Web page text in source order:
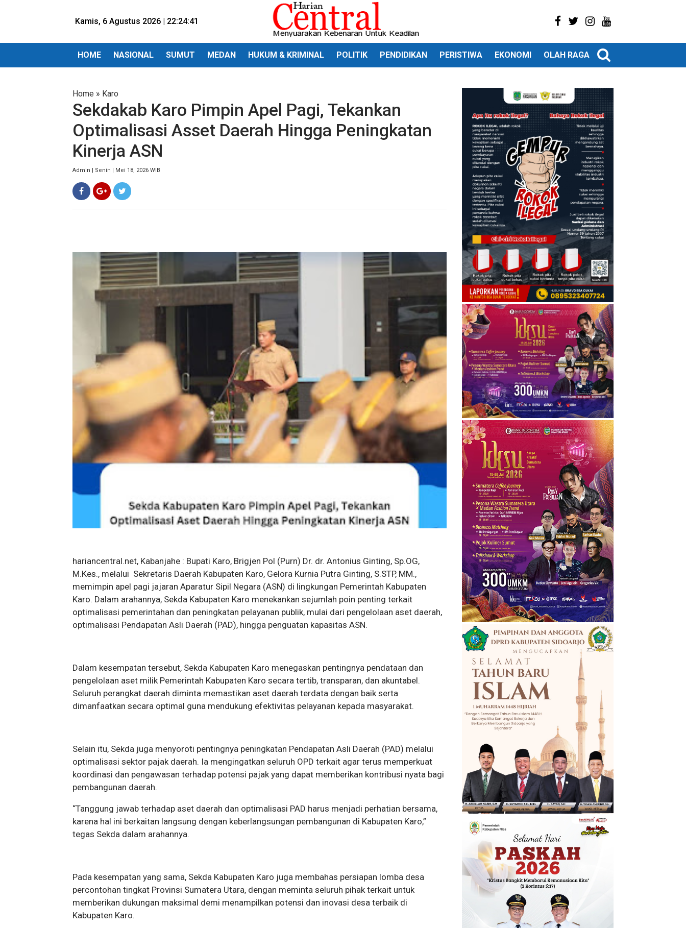
Kamis, 6 Agustus 2026 | 22:24:42
HOME NASIONAL SUMUT MEDAN HUKUM & KRIMINAL POLITIK PENDIDIKAN PERISTIWA EKONOMI OLAH RAGA
Home » Karo
Sekdakab Karo Pimpin Apel Pagi, Tekankan
Optimalisasi Asset Daerah Hingga Peningkatan
Kinerja ASN
Admin | Senin | Mei 18, 2026 WIB
hariancentral.net, Kabanjahe : Bupati Karo, Brigjen Pol (Purn) Dr. dr. Antonius Ginting, Sp.OG,
M.Kes., melalui Sekretaris Daerah Kabupaten Karo, Gelora Kurnia Putra Ginting, S.STP, MM.,
memimpin apel pagi jajaran Aparatur Sipil Negara (ASN) di lingkungan Pemerintah Kabupaten
Karo. Dalam arahannya, Sekda Kabupaten Karo menekankan sejumlah poin penting terkait
optimalisasi pemerintahan dan peningkatan pelayanan publik, mulai dari pengelolaan aset daerah,
optimalisasi Pendapatan Asli Daerah (PAD), hingga penguatan kapasitas ASN.
Dalam kesempatan tersebut, Sekda Kabupaten Karo menegaskan pentingnya pendataan dan
pengelolaan aset milik Pemerintah Kabupaten Karo secara tertib, transparan, dan akuntabel.
Seluruh perangkat daerah diminta memastikan aset daerah terdata dengan baik serta
dimanfaatkan secara optimal guna mendukung efektivitas pelayanan kepada masyarakat.
Selain itu, Sekda juga menyoroti pentingnya peningkatan Pendapatan Asli Daerah (PAD) melalui
optimalisasi sektor pajak daerah. Ia mengingatkan seluruh OPD terkait agar terus memperkuat
koordinasi dan pengawasan terhadap potensi pajak yang dapat memberikan kontribusi nyata bagi
pembangunan daerah.
“Tanggung jawab terhadap aset daerah dan optimalisasi PAD harus menjadi perhatian bersama,
karena hal ini berkaitan langsung dengan keberlangsungan pembangunan di Kabupaten Karo,”
tegas Sekda dalam arahannya.
Pada kesempatan yang sama, Sekda Kabupaten Karo juga membahas persiapan lomba desa
percontohan tingkat Provinsi Sumatera Utara, dengan meminta seluruh pihak terkait untuk
memberikan dukungan maksimal demi menampilkan potensi dan inovasi desa terbaik di
Kabupaten Karo.